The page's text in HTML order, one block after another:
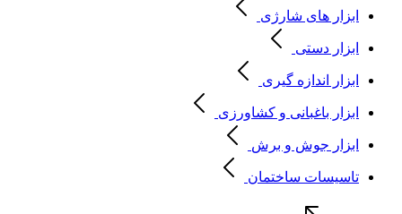
ابزار های شارژی
ابزار دستی
ابزار اندازه گیری
ابزار باغبانی و کشاورزی
ابزار جوش و برش
تاسیسات ساختمان